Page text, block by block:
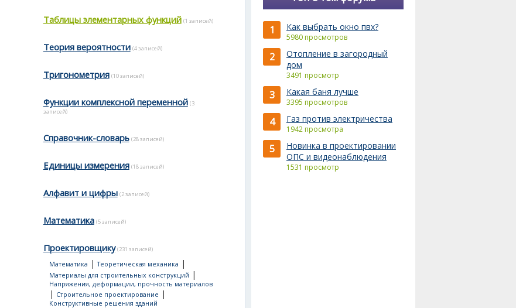
Таблицы элементарных функций (1 записей)
Теория вероятности (4 записей)
Тригонометрия (10 записей)
Функции комплексной переменной (3
записей)
Справочник-словарь (28 записей)
Единицы измерения (18 записей)
Алфавит и цифры (2 записей)
Математика (5 записей)
Проектировщику (231 записей)
Математика |Теоретическая механика |
Материалы для строительных конструкций |
Напряжения, деформации, прочность материалов
| Строительное проектирование |
Конструктивные решения зданий
1 Как выбрать окно пвх?
5980 просмотров
2
Отопление в загородный
дом
3491 просмотр
3 Какая баня лучше
3395 просмотров
4 Газ против электричества
1942 просмотра
5
Новинка в проектировании
ОПС и видеонаблюдения
1531 просмотр